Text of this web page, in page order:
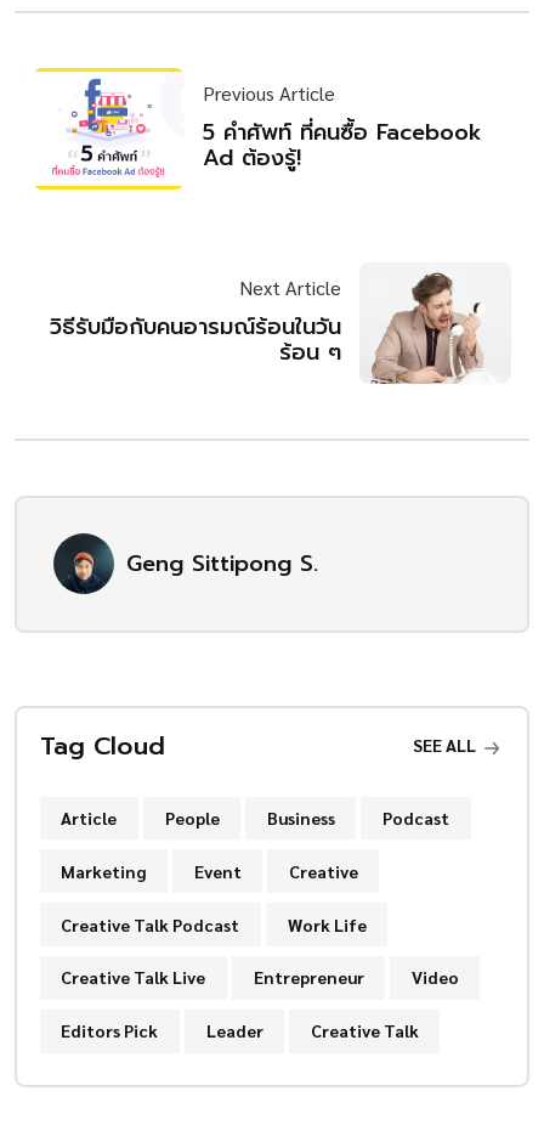
Previous Article
5 คำศัพท์ ที่คนซื้อ Facebook
Ad ต้องรู้!
Next Article
วิธีรับมือกับคนอารมณ์ร้อนในวัน
ร้อน ๆ
Geng Sittipong S.
Tag Cloud SEE ALL
Article People Business Podcast
Marketing Event Creative
Creative Talk Podcast Work Life
Creative Talk Live Entrepreneur Video
Editors Pick Leader Creative Talk